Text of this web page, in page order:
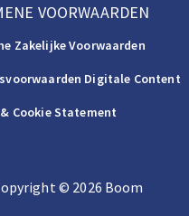
VOORWAARDEN
Zakelijke Voorwaarden
Digitale Content
Cookie Statement
©️ 2026 Boom